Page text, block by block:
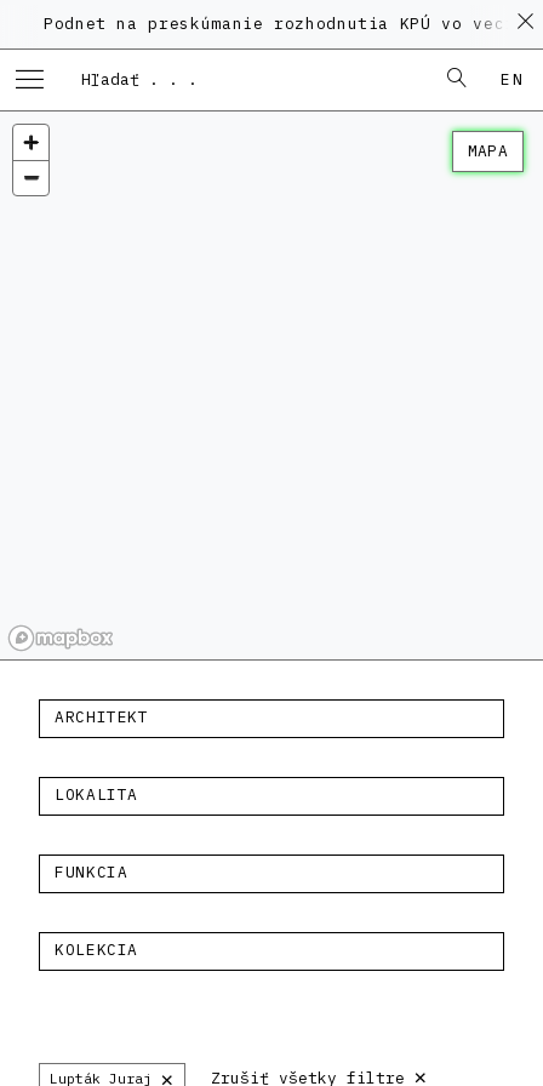
Podnet na preskúmanie rozhodnutia KPÚ vo veci
EN
MAPA
ARCHITEKT
LOKALITA
FUNKCIA
KOLEKCIA
Lupták Juraj × Zrušiť všetky filtre ×